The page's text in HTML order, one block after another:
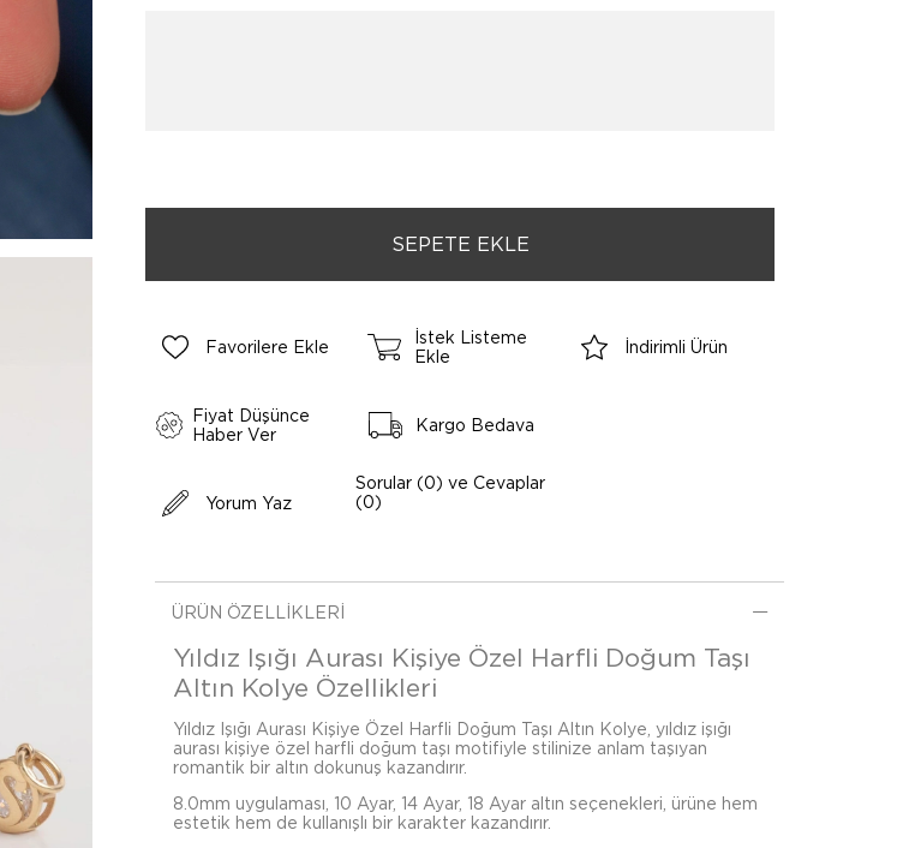
Favorilere Ekle
İstek Listeme
Ekle
İndirimli Ürün
Fiyat Düşünce
Haber Ver
Kargo Bedava
Yorum Yaz
Sorular (0) ve Cevaplar
(0)
ÜRÜN ÖZELLIKLERI
Yıldız Işığı Aurası Kişiye Özel Harfli Doğum Taşı
Altın Kolye Özellikleri
Yıldız Işığı Aurası Kişiye Özel Harfli Doğum Taşı Altın Kolye, yıldız işığı
aurası kişiye özel harfli doğum taşı motifiyle stilinize anlam taşıyan
romantik bir altın dokunuş kazandırır.
8.0mm uygulaması, 10 Ayar, 14 Ayar, 18 Ayar altın seçenekleri, ürüne hem
estetik hem de kullanışlı bir karakter kazandırır.